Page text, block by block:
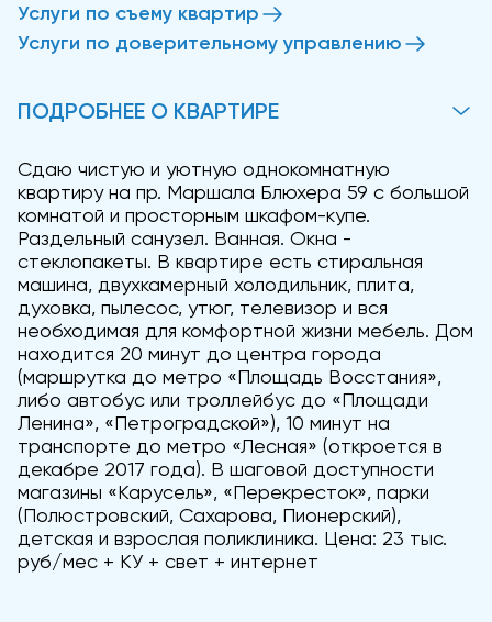
Услуги по съему квартир
Услуги по доверительному управлению
ПОДРОБНЕЕ О КВАРТИРЕ
Сдаю чистую и уютную однокомнатную
квартиру на пр. Маршала Блюхера 59 с большой
комнатой и просторным шкафом-купе.
Раздельный санузел. Ванная. Окна -
стеклопакеты. В квартире есть стиральная
машина, двухкамерный холодильник, плита,
духовка, пылесос, утюг, телевизор и вся
необходимая для комфортной жизни мебель. Дом
находится 20 минут до центра города
(маршрутка до метро «Площадь Восстания»,
либо автобус или троллейбус до «Площади
Ленина», «Петроградской»), 10 минут на
транспорте до метро «Лесная» (откроется в
декабре 2017 года). В шаговой доступности
магазины «Карусель», «Перекресток», парки
(Полюстровский, Сахарова, Пионерский),
детская и взрослая поликлиника. Цена: 23 тыс.
руб/мес + КУ + свет + интернет